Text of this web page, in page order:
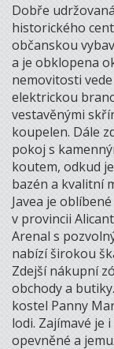
Dobře
historického
občanskou
a je obklopena
nemovitosti
elektrickou
vestavěnými
koupelen. Dále
pokoj s
koutem, odkud
bazén a kvalitní
Javea je
v provincii
Arenal s
nabízí širokou
Zdejší nákupní
obchody a
kostel Panny
lodi. Zajímavé je
opevněné a